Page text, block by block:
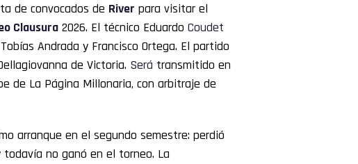
de convocados de River para visitar el
Clausura 2026. El técnico Eduardo Coudet
Andrada y Francisco Ortega. El partido
de Victoria. Será transmitido en
de La Página Millonaria, con arbitraje de
arranque en el segundo semestre: perdió
no ganó en el torneo. La